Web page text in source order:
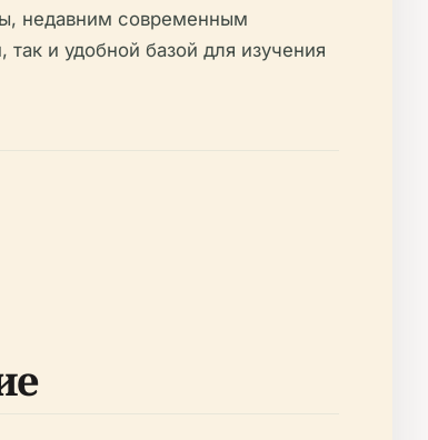
недавним современным
и удобной базой для изучения